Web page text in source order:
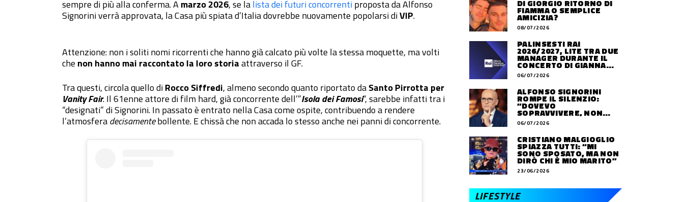
sempre di più alla conferma. Amarzo 2026, se lalista dei futuri concorrentiproposta da Alfonso
Signorini verrà approvata, la Casa più spiata d’Italia dovrebbe nuovamente popolarsi diVIP.
Attenzione: non i soliti nomi ricorrenti che hanno già calcato più volte la stessa moquette, ma volti
che non hanno mai raccontato la loro storiaattraverso il GF.
Tra questi, circola quello diRocco Siffredi, almeno secondo quanto riportato daSanto Pirrotta per
Vanity Fair. Il 61enne attore di film hard, già concorrente dell’”Isola dei Famosi“, sarebbe infatti tra i
“designati” di Signorini. In passato è entrato nella Casa come ospite, contribuendo a rendere
l’atmosferadecisamentebollente. E chissà che non accada lo stesso anche nei panni di concorrente.
DI GIORGIO RITORNO DI
FIAMMA O SEMPLICE
AMICIZIA?
08/07/2026
PALINSESTI RAI
2026/2027, LITE TRA DUE
MANAGER DURANTE IL
CONCERTO DI GIANNA
NANNINI
06/07/2026
ALFONSO SIGNORINI
ROMPE IL SILENZIO:
“DOVEVO
SOPRAVVIVERE, NON
VIVERE”
06/07/2026
CRISTIANO MALGIOGLIO
SPIAZZA TUTTI: “MI
SONO SPOSATO, MA NON
DIRÒ CHI È MIO MARITO”
23/06/2026
LIFESTYLE